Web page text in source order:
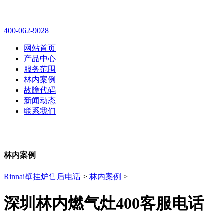
400-062-9028
网站首页
产品中心
服务范围
林内案例
故障代码
新闻动态
联系我们
林内案例
Rinnai壁挂炉售后电话 > 林内案例 >
深圳林内燃气灶400客服电话